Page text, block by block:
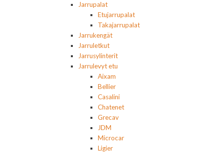
Jarrupalat
Etujarrupalat
Takajarrupalat
Jarrukengät
Jarruletkut
Jarrusylinterit
Jarrulevyt etu
Aixam
Bellier
Casalini
Chatenet
Grecav
JDM
Microcar
Ligier